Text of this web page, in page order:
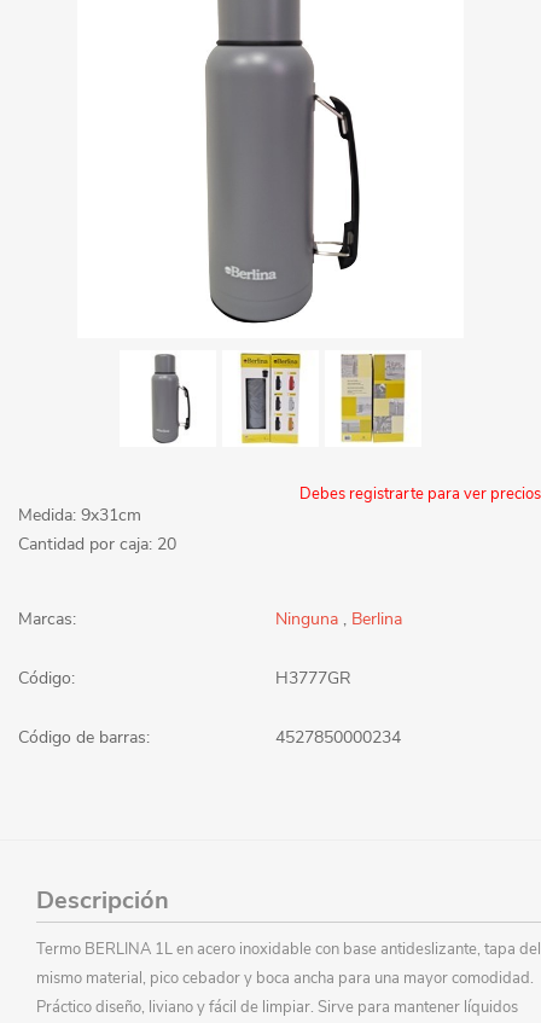
Debes registrarte para ver precios
Medida: 9x31cm
Cantidad por caja: 20
Marcas: Ninguna , Berlina
Código: H3777GR
Código de barras: 4527850000234
Descripción
Termo BERLINA 1L en acero inoxidable con base antideslizante, tapa del
mismo material, pico cebador y boca ancha para una mayor comodidad.
Práctico diseño, liviano y fácil de limpiar. Sirve para mantener líquidos